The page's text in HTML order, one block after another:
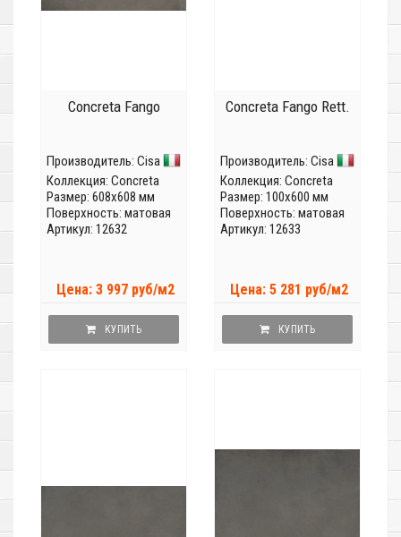
Concreta Fango
Производитель: Cisa
Коллекция: Concreta
Размер: 608x608 мм
Поверхность: матовая
Артикул: 12632
Цена: 3 997 руб/м2
КУПИТЬ
Concreta Fango Rett.
Производитель: Cisa
Коллекция: Concreta
Размер: 100x600 мм
Поверхность: матовая
Артикул: 12633
Цена: 5 281 руб/м2
КУПИТЬ